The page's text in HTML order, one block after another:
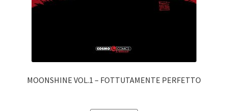
MOONSHINE VOL.1 – FOTTUTAMENTE PERFETTO